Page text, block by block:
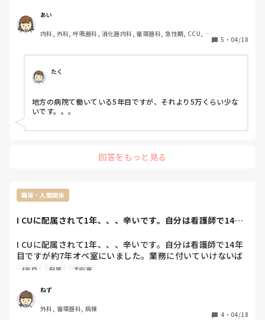
うなのかなと思いまして、、
あい
内科, 外科, 呼吸器科, 消化器内科, 循環器科, 急性期, CCU, 病
5 ・ 04/18
たく
地方の病院て働いている5年目ですが、それより5万くらい少な
いです。。。
回答をもっと見る
職場・人間関係
I CUに配属されて1年、、、辛いです。自分は看護師で14年
I CUに配属されて1年、、、辛いです。自分は看護師で14年
目ですが約7年オペ室にいました。業務に付いていけないば
かりか病態も理解できてなくて、、、。勉強をしなくちゃい
い日々が続いてます。周りを見ても同世代は皆、中心的なメ
ンバーばかり。果たして自分がここにいていいのかと不安に
なります、、、。異動や退職も年度末まで無理そうなんで
4年目 配属 手術室
ねず
外科, 循環器科, 病棟
4 ・ 04/18